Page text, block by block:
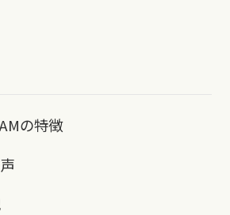
の特徴